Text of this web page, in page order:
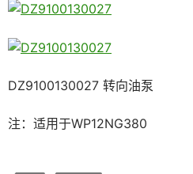
DZ9100130027 转向油泵
注：适用于WP12NG380